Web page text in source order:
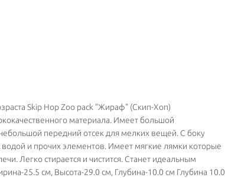
Skip Hop Zoo pack "Жираф" (Скип-Хоп)
материала. Имеет большой
передний отсек для мелких вещей. С боку
и прочих элементов. Имеет мягкие лямки которые
Легко стирается и чистится. Станет идеальным
25.5 см, Высота-29.0 см, Глубина-10.0 см Глубина 10.0